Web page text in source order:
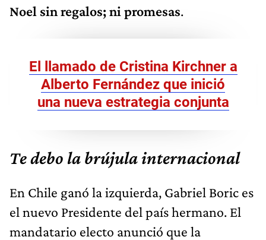
Noel sin regalos; ni promesas.
El llamado de Cristina Kirchner a
Alberto Fernández que inició
una nueva estrategia conjunta
Te debo la brújula internacional
En Chile ganó la izquierda, Gabriel Boric es
el nuevo Presidente del país hermano. El
mandatario electo anunció que la